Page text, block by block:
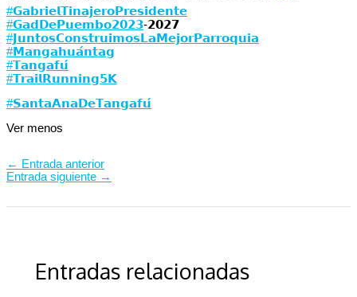
#𝗚𝗮𝗯𝗿𝗶𝗲𝗹𝗧𝗶𝗻𝗮𝗷𝗲𝗿𝗼𝗣𝗿𝗲𝘀𝗶𝗱𝗲𝗻𝘁𝗲
#𝗚𝗮𝗱𝗗𝗲𝗣𝘂𝗲𝗺𝗯𝗼𝟮𝟬𝟮𝟯-𝟮𝟬𝟮𝟳⁣⁣⁣⁣⁣
#𝗝𝘂𝗻𝘁𝗼𝘀𝗖𝗼𝗻𝘀𝘁𝗿𝘂𝗶𝗺𝗼𝘀𝗟𝗮𝗠𝗲𝗷𝗼𝗿𝗣𝗮𝗿𝗿𝗼𝗾𝘂𝗶𝗮
#𝗠𝗮𝗻𝗴𝗮𝗵𝘂𝗮́𝗻𝘁𝗮𝗴
#𝗧𝗮𝗻𝗴𝗮𝗳𝘂́
#𝗧𝗿𝗮𝗶𝗹𝗥𝘂𝗻𝗻𝗶𝗻𝗴𝟱𝗞
#𝗦𝗮𝗻𝘁𝗮𝗔𝗻𝗮𝗗𝗲𝗧𝗮𝗻𝗴𝗮𝗳𝘂́
Ver menos
← Entrada anterior
Entrada siguiente →
Entradas relacionadas